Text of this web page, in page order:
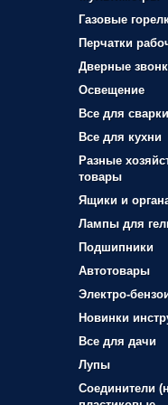
Газовые
Перчатки
Дверные
Освещение
Все для сварки
Все для кухни
Разные
товары
Ящики и
Лампы для
Подшипники
Автотовары
Электро-
Новинки
Все для дачи
Лупы
Соединители